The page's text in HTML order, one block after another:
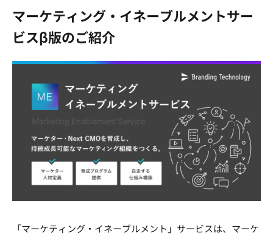
マーケティング・イネーブルメントサー
ビスβ版のご紹介
「マーケティング・イネーブルメント」サービスは、マーケ